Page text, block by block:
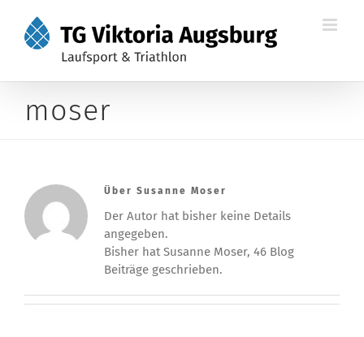
Inhalt
springen
moser
Über Susanne Moser
Der Autor hat bisher keine Details
angegeben.
Bisher hat Susanne Moser, 46 Blog
Beiträge geschrieben.